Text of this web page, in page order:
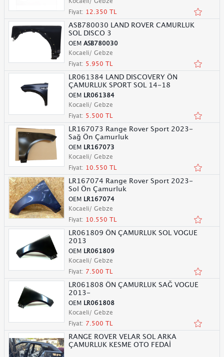
Fiyat: 12.350 TL
ASB780030 LAND ROVER CAMURLUK
SOL DISCO 3
OEM ASB780030
Kocaeli/ Gebze
Fiyat: 5.950 TL
LR061384 LAND DISCOVERY ÖN
ÇAMURLUK SPORT SOL 14-18
OEM LR061384
Kocaeli/ Gebze
Fiyat: 5.500 TL
LR167073 Range Rover Sport 2023-
Sağ Ön Çamurluk
OEM LR167073
Kocaeli/ Gebze
Fiyat: 10.550 TL
LR167074 Range Rover Sport 2023-
Sol Ön Çamurluk
OEM LR167074
Kocaeli/ Gebze
Fiyat: 10.550 TL
LR061809 ÖN ÇAMURLUK SOL VOGUE
2013
OEM LR061809
Kocaeli/ Gebze
Fiyat: 7.500 TL
LR061808 ÖN ÇAMURLUK SAĞ VOGUE
2013-
OEM LR061808
Kocaeli/ Gebze
Fiyat: 7.500 TL
RANGE ROVER VELAR SOL ARKA
ÇAMURLUK KESME OTO FEDAİ